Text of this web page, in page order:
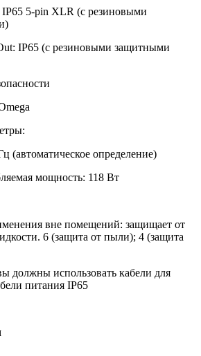
5-pin XLR (с резиновыми
IP65 (с резиновыми защитными
(автоматическое определение)
мощность: 118 Вт
вне помещений: защищает от
6 (защита от пыли); 4 (защита
должны использовать кабели для
питания IP65